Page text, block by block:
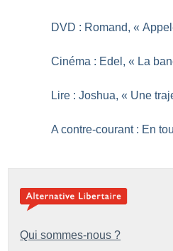
DVD : Romand, «
Cinéma : Edel, « La
Lire : Joshua, « Une
A contre-courant : En
Qui sommes-nous ?